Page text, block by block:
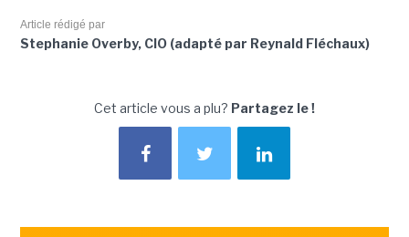
Article rédigé par
Stephanie Overby, CIO (adapté par Reynald Fléchaux)
Cet article vous a plu? Partagez le !